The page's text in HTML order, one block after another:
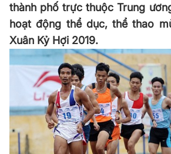
thành phố trực thuộc Trung
hoạt động thể dục, thể thao
Xuân Kỷ Hợi 2019.